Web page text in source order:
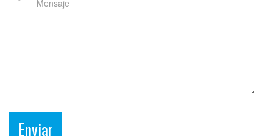
Enviar